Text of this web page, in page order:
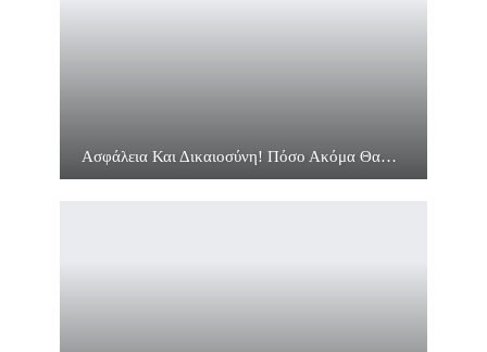
Ασφάλεια Και Δικαιοσύνη! Πόσο Ακόμα Θα…